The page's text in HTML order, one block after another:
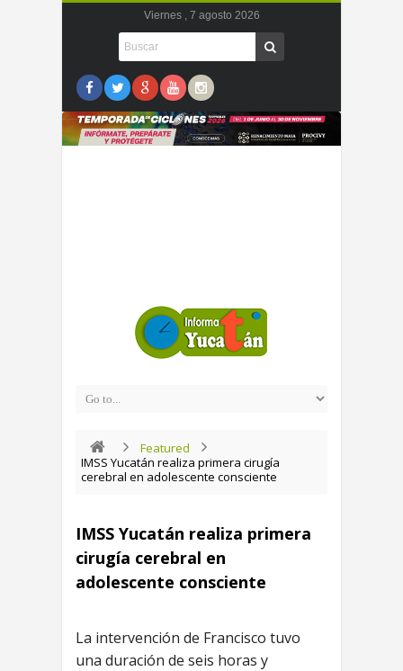
Viernes , 7 agosto 2026
Featured
IMSS Yucatán realiza primera cirugía
cerebral en adolescente consciente
IMSS Yucatán realiza primera
cirugía cerebral en
adolescente consciente
La intervención de Francisco tuvo
una duración de seis horas y